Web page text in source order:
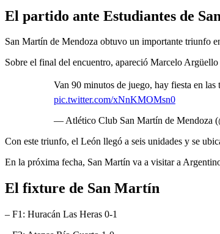
El partido ante Estudiantes de
San Martín de Mendoza obtuvo un importante triunfo
Sobre el final del encuentro, apareció Marcelo
Van 90 minutos de juego, hay fiesta en
pic.twitter.com/xNnKMOMsn0
— Atlético Club San Martín de Mendoza
Con este triunfo, el León llegó a seis unidades y se
En la próxima fecha, San Martín va a visitar a
El fixture de San Martín
– F1: Huracán Las Heras 0-1